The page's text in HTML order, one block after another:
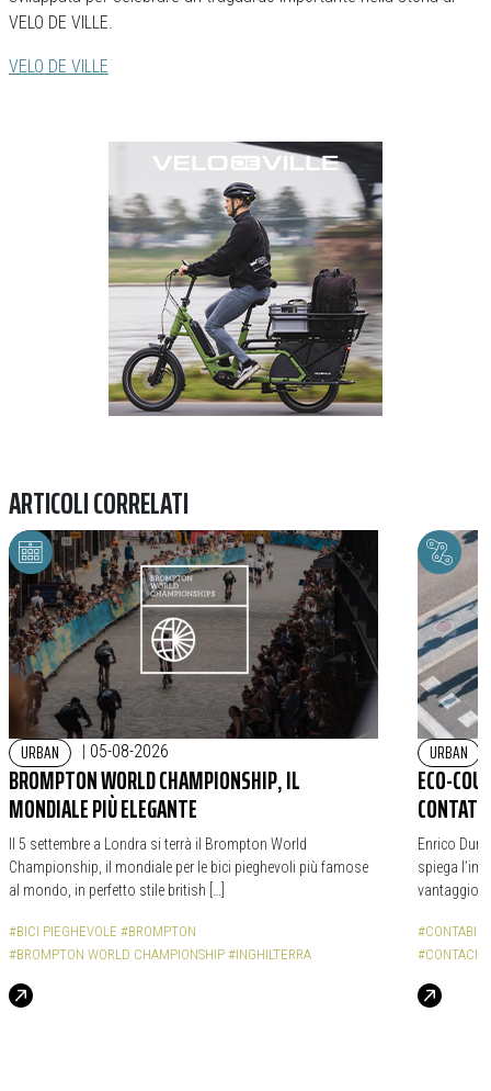
VELO DE VILLE.
VELO DE VILLE
ARTICOLI CORRELATI
URBAN | 05-08-2026
BROMPTON WORLD CHAMPIONSHIP, IL
MONDIALE PIÙ ELEGANTE
Il 5 settembre a Londra si terrà il Brompton World
Championship, il mondiale per le bici pieghevoli più famose
al mondo, in perfetto stile british […]
#BICI PIEGHEVOLE #BROMPTON
#BROMPTON WORLD CHAMPIONSHIP #INGHILTERRA
URBAN
ECO-
Enrico
spiega
vantaggio
#CONTABICI